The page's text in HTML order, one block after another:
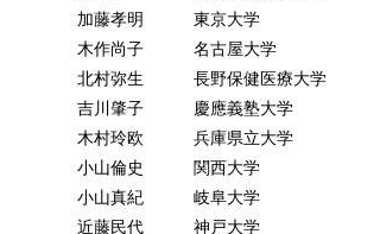
居住地選択 ［小山真紀］
24 住民避難の現状と避難行動の促進
防災に係わる法・制度
25 災害時要配慮者のさまざまな避難
26 災害救助法 ［菅野 拓］
27 災害対策基本法（防災対策+福祉
28 建築基準法・消防法・区分所有法
29 都市計画法等改正等による福祉施
加藤孝明 東京大学
木作尚子 名古屋大学
北村弥生 長野保健医療大学
吉川肇子 慶應義塾大学
木村玲欧 兵庫県立大学
小山倫史 関西大学
小山真紀 岐阜大学
近藤民代 神戸大学